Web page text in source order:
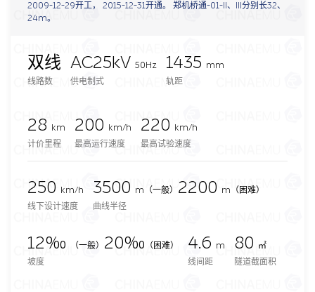
2009-12-29开工， 2015-12-31开通。 郑机桥通-01-II、III分别长32、
24m。
双线
线路数
AC25kV 50Hz
供电制式
1435 mm
轨距
28
km
计价里程
200
km/h
最高运行速度
220
km/h
最高试验速度
250
km/h
线下设计速度
3500 m （一般） 2200 m（困难）
曲线半径
12‰ （一般） 20‰ （困难）
坡度
4.6 m
线间距
80 ㎡
隧道截面积